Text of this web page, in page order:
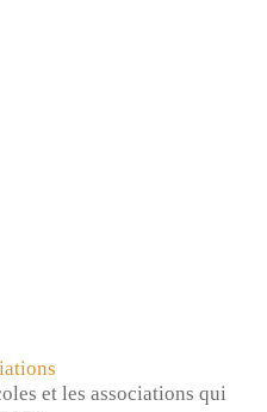
et les associations qui